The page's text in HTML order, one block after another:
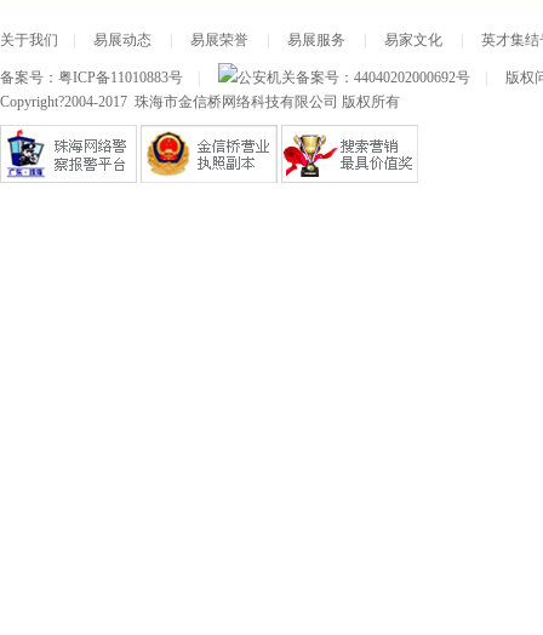
关于我们 易展动态 易展荣誉 易展服务 易家文化 英才集结
备案号： 粤ICP备11010883号 公安机关备案号： 44040202000692号
版权
Copyright?2004-2017 珠海市金信桥网络科技有限公司 版权所有